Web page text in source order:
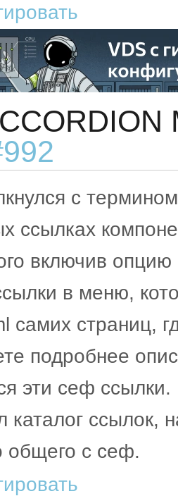
с
ссылках
включив опцию
в меню,
самих страниц,
подробнее
эти сеф
каталог ссылок,
общего с сеф.